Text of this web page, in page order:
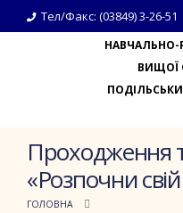
Тел/Факс: (03849) 3-26-51
НАВЧАЛЬНО-
ВИЩОЇ
Проходження
«Розпочни свій
ГОЛОВНА